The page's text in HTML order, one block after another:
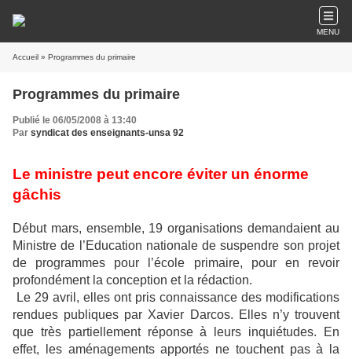
MENU
Accueil » Programmes du primaire
Programmes du primaire
Publié le 06/05/2008 à 13:40
Par syndicat des enseignants-unsa 92
Le ministre peut encore éviter un énorme
gâchis
Début mars, ensemble, 19 organisations demandaient au
Ministre de l’Education nationale de suspendre son projet
de programmes pour l’école primaire, pour en revoir
profondément la conception et la rédaction.
Le 29 avril, elles ont pris connaissance des modifications
rendues publiques par Xavier Darcos. Elles n’y trouvent
que très partiellement réponse à leurs inquiétudes. En
effet, les aménagements apportés ne touchent pas à la